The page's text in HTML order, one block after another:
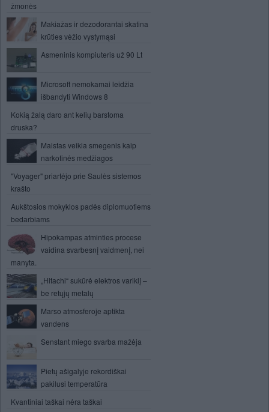
žmonės
Makiažas ir dezodorantai skatina
krūties vėžio vystymąsi
Asmeninis kompiuteris už 90 Lt
Microsoft nemokamai leidžia
išbandyti Windows 8
Kokią žalą daro ant kelių barstoma
druska?
Maistas veikia smegenis kaip
narkotinės medžiagos
"Voyager" priartėjo prie Saulės sistemos
krašto
Aukštosios mokyklos padės diplomuotiems
bedarbiams
Hipokampas atminties procese
vaidina svarbesnį vaidmenį, nei
manyta.
„Hitachi“ sukūrė elektros variklį –
be retųjų metalų
Marso atmosferoje aptikta
vandens
Senstant miego svarba mažėja
Pietų ašigalyje rekordiškai
pakilusi temperatūra
Kvantiniai taškai nėra taškai